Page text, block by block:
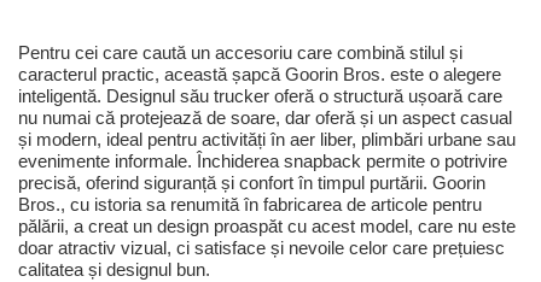
Pentru cei care caută un accesoriu care combină stilul și
caracterul practic, această șapcă Goorin Bros. este o alegere
inteligentă. Designul său trucker oferă o structură ușoară care
nu numai că protejează de soare, dar oferă și un aspect casual
și modern, ideal pentru activități în aer liber, plimbări urbane sau
evenimente informale. Închiderea snapback permite o potrivire
precisă, oferind siguranță și confort în timpul purtării. Goorin
Bros., cu istoria sa renumită în fabricarea de articole pentru
pălării, a creat un design proaspăt cu acest model, care nu este
doar atractiv vizual, ci satisface și nevoile celor care prețuiesc
calitatea și designul bun.